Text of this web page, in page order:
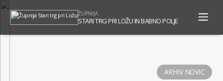
ŽUPNIJA
STARI TRG PRI LOŽU IN BABNO POLJE
ARHIV NOVIC